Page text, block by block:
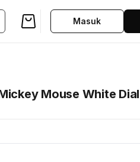
Masuk
Mouse White